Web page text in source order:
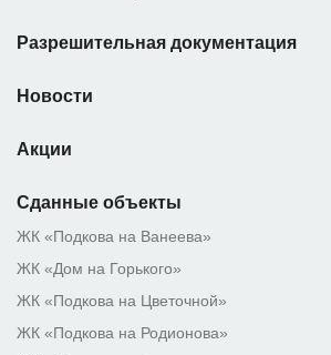
Разрешительная документация
Новости
Акции
Сданные объекты
ЖК «Подкова на Ванеева»
ЖК «Дом на Горького»
ЖК «Подкова на Цветочной»
ЖК «Подкова на Родионова»